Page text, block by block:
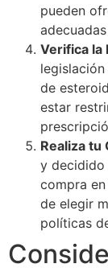
pueden
Verifica la
de
estar
Realiza tu
y decidido
compra
de elegir
políticas